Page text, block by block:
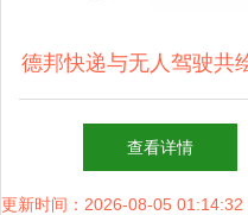
德邦快递与无人驾驶共
物流新蓝图
查看详情
更新时间：2026-08-05 01:14:32